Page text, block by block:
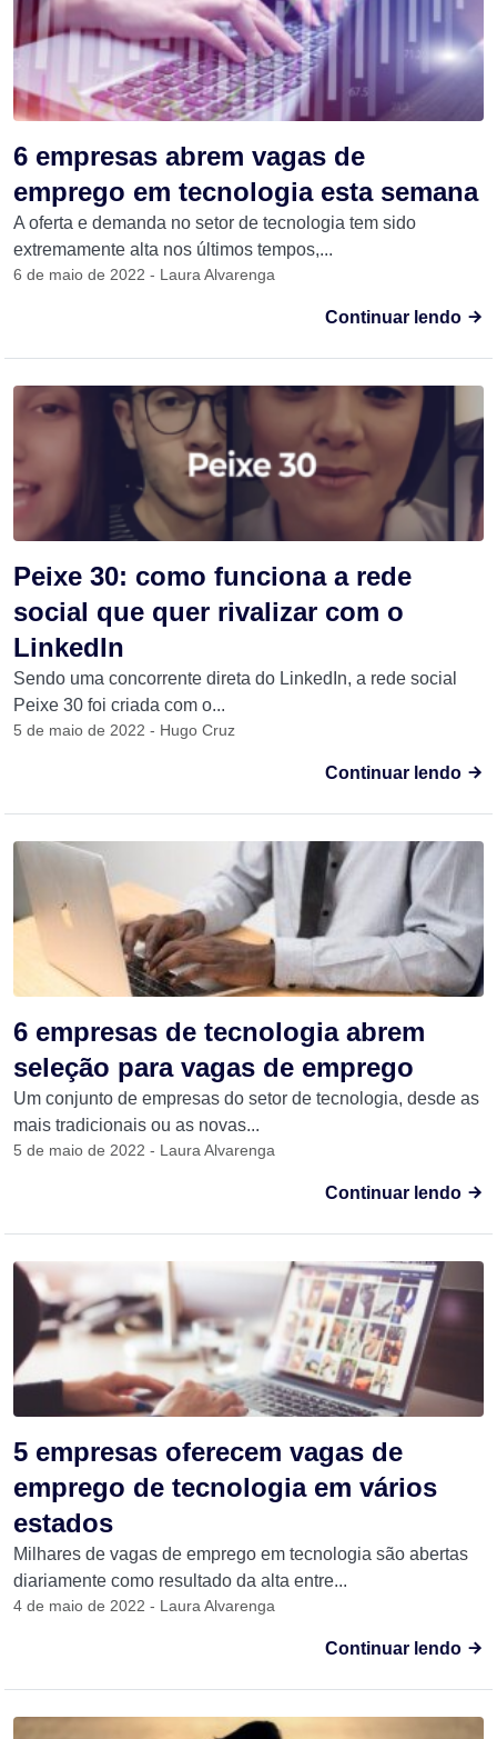
6 empresas abrem vagas de
emprego em tecnologia esta semana
A oferta e demanda no setor de tecnologia tem sido
extremamente alta nos últimos tempos,...
6 de maio de 2022 - Laura Alvarenga
Continuar lendo
Peixe 30: como funciona a rede
social que quer rivalizar com o
LinkedIn
Sendo uma concorrente direta do LinkedIn, a rede social
Peixe 30 foi criada com o...
5 de maio de 2022 - Hugo Cruz
Continuar lendo
6 empresas de tecnologia abrem
seleção para vagas de emprego
Um conjunto de empresas do setor de tecnologia, desde as
mais tradicionais ou as novas...
5 de maio de 2022 - Laura Alvarenga
Continuar lendo
5 empresas oferecem vagas de
emprego de tecnologia em vários
estados
Milhares de vagas de emprego em tecnologia são abertas
diariamente como resultado da alta entre...
4 de maio de 2022 - Laura Alvarenga
Continuar lendo